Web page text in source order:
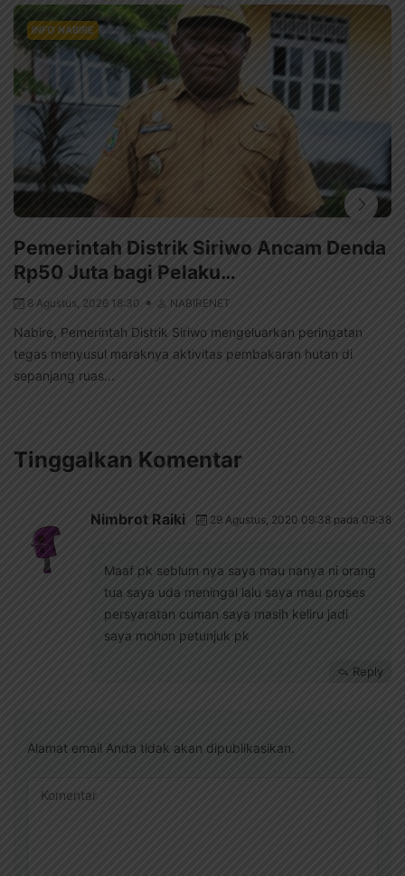
INFO NABIRE
Pemerintah Distrik Siriwo Ancam Denda
Rp50 Juta bagi Pelaku…
8 Agustus, 2026 18:30 NABIRENET
Nabire, Pemerintah Distrik Siriwo mengeluarkan peringatan
tegas menyusul maraknya aktivitas pembakaran hutan di
sepanjang ruas...
Tinggalkan Komentar
Nimbrot Raiki 29 Agustus, 2020 09:38 pada 09:38
Maaf pk seblum nya saya mau nanya ni orang
tua saya uda meningal lalu saya mau proses
persyaratan cuman saya masih keliru jadi
saya mohon petunjuk pk
Reply
Alamat email Anda tidak akan dipublikasikan.
Komentar